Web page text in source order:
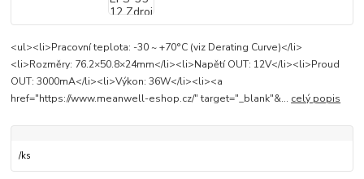
<ul><li>Pracovní teplota: -30 ~ +70°C (viz Derating Curve)</li>
<li>Rozměry: 76.2×50.8×24mm</li><li>Napětí OUT: 12V</li><li>Proud
OUT: 3000mA</li><li>Výkon: 36W</li><li><a
href="https://www.meanwell-eshop.cz/" target="_blank"&... celý popis
/ks